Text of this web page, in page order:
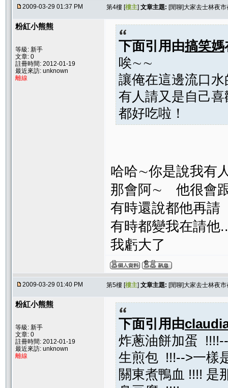
2009-03-29 01:37 PM 第4樓 [樓主] 文章主題: [閒聊]大家去士林夜
粉紅小熊熊
等級: 新手
文章: 0
註冊時間: 2012-01-19
最近來訪: unknown
離線
下面引用由搞笑媽
唉∼∼
讓俺在這邊流口
有人請又是自己
都好吃啦！
哈哈∼你是說我有
那會阿∼ 他很會
有時還說都他再請
有時都變我在請他
我虧大了
2009-03-29 01:40 PM 第5樓 [樓主] 文章主題: [閒聊]大家去士林夜
粉紅小熊熊
等級: 新手
文章: 0
註冊時間: 2012-01-19
最近來訪: unknown
離線
下面引用由
炸蔥油餅加蛋
生煎包 !!!-->一樣
關東煮鴨血 !!!! 是